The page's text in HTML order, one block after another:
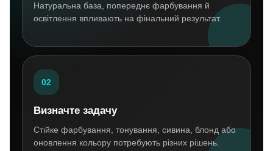
Натуральна база, попереднє фарбування й
освітлення впливають на фінальний результат.
02
Визначте задачу
Стійке фарбування, тонування, сивина, блонд або
оновлення кольору потребують різних рішень.